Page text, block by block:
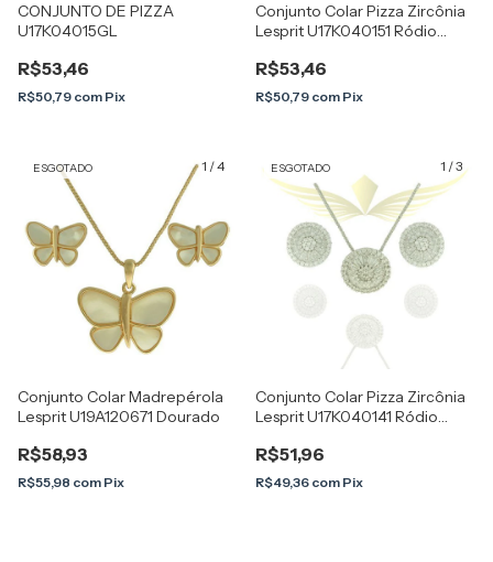
CONJUNTO DE PIZZA
U17K04015GL
R$53,46
R$50,79 com Pix
Conjunto Colar Pizza Zircônia
Lesprit U17K040151 Ródio
R$53,46
R$50,79 com Pix
1 /4
ESGOTADO
Conjunto Colar Madrepérola
Lesprit U19A120671 Dourado
R$58,93
R$55,98 com Pix
1 /3
ESGOTADO
Conjunto Colar Pizza Zircônia
Lesprit U17K040141 Ródio
R$51,96
R$49,36 com Pix